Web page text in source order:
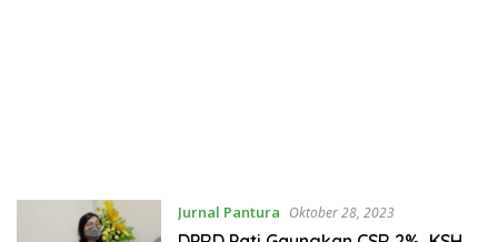
Jurnal Pantura Oktober 28, 2023